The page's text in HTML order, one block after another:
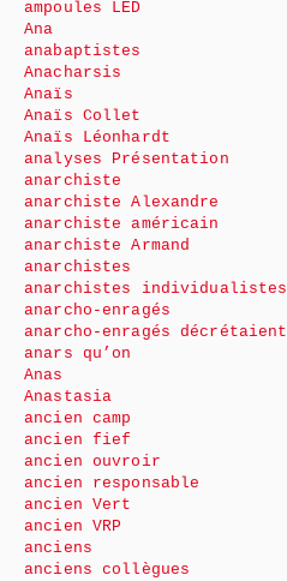
ampoules LED
Ana
anabaptistes
Anacharsis
Anaïs
Anaïs Collet
Anaïs Léonhardt
analyses Présentation
anarchiste
anarchiste Alexandre
anarchiste américain
anarchiste Armand
anarchistes
anarchistes individualistes
anarcho-enragés
anarcho-enragés décrétaient
anars qu’on
Anas
Anastasia
ancien camp
ancien fief
ancien ouvroir
ancien responsable
ancien Vert
ancien VRP
anciens
anciens collègues